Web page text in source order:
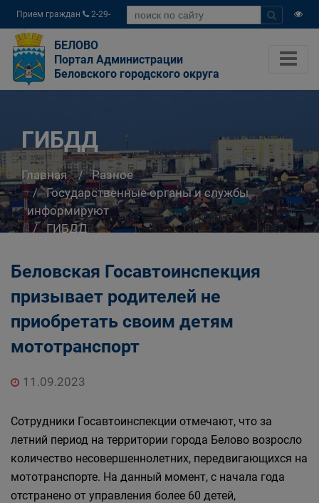
Прием граждан
2-29-
04
БЕЛОВО
Портал Администрации
Беловского городского округа
ГИБДД
Главная
Разное
Государственные органы и службы
информируют
ГИБДД
Беловская Госавтоинспекция
призывает родителей не
приобретать своим детям
мототранспорт
11.09.2023
Сотрудники Госавтоинспекции отмечают, что за
летний период на территории города Белово возросло
количество несовершеннолетних, передвигающихся на
мототранспорте. На данный момент, с начала года
отстранено от управления более 60 детей,